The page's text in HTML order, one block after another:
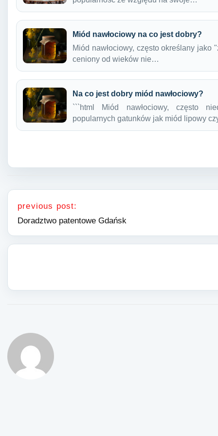
Miód nawłociowy na co jest dobry?
Miód nawłociowy, często określany jako
ceniony od wieków nie…
Na co jest dobry miód nawłociowy?
```html Miód nawłociowy, często
popularnych gatunków jak miód lipowy
Nawigacja wpisu
previous post:
Doradztwo patentowe Gdańsk